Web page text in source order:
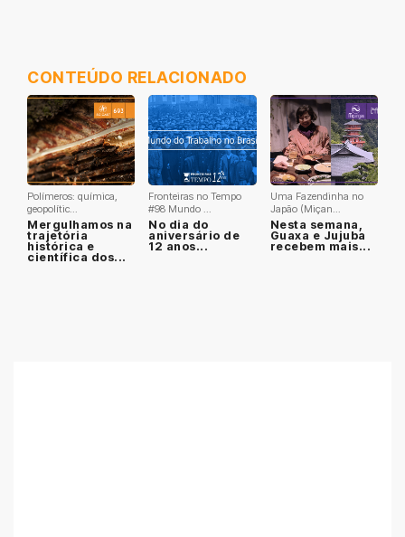
CONTEÚDO RELACIONADO
Polímeros: química,
geopolític...
Mergulhamos na
trajetória
histórica e
científica dos...
Fronteiras no Tempo
#98 Mundo ...
No dia do
aniversário de
12 anos...
Uma Fazendinha no
Japão (Miçan...
Nesta semana,
Guaxa e Jujuba
recebem mais...